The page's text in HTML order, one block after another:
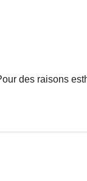
des raisons